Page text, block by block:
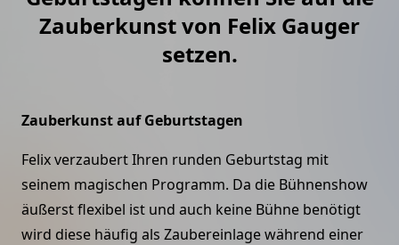
Zauberkunst von Felix Gauger
setzen.
Zauberkunst auf Geburtstagen
Felix verzaubert Ihren runden Geburtstag mit
seinem magischen Programm. Da die Bühnenshow
äußerst flexibel ist und auch keine Bühne benötigt
wird diese häufig als Zaubereinlage während einer